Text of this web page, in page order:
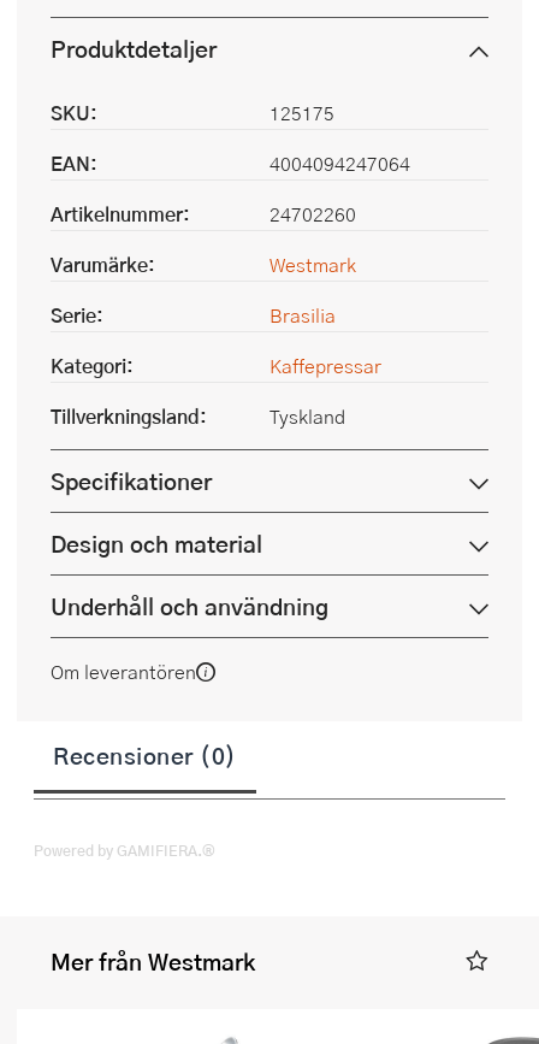
Produktdetaljer
SKU:
125175
EAN:
4004094247064
Artikelnummer:
24702260
Varumärke:
Westmark
Serie:
Brasilia
Kategori:
Kaffepressar
Tillverkningsland:
Tyskland
Specifikationer
Design och material
Underhåll och användning
Om leverantören
Recensioner (0)
Powered by GAMIFIERA.®
Mer från Westmark